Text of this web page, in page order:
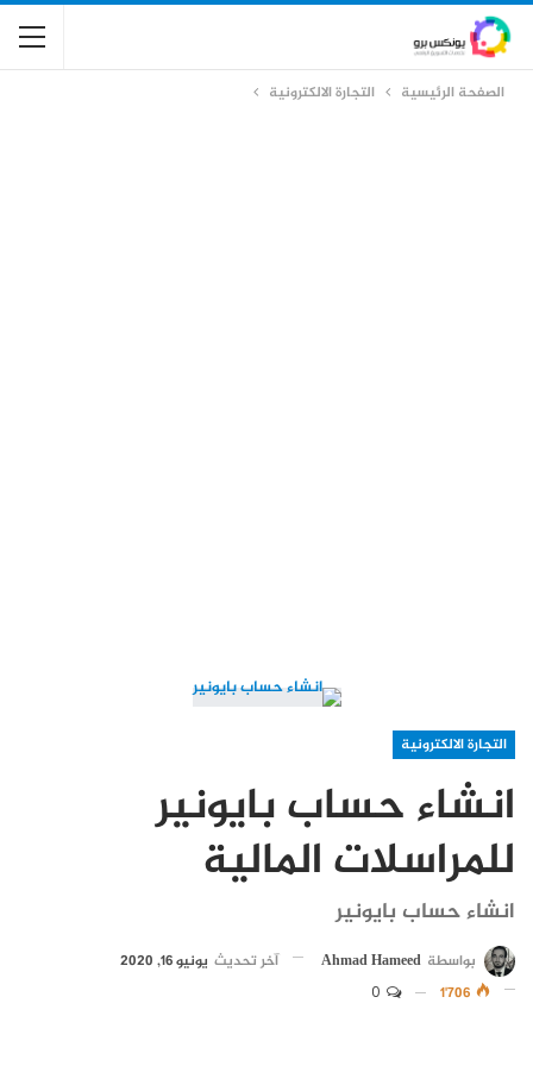
الصفحة الرئيسية التجارة الالكترونية
التجارة الالكترونية
انشاء حساب بايونير
للمراسلات المالية
انشاء حساب بايونير
بواسطة Ahmad Hameed آخر تحديث يونيو 16, 2020